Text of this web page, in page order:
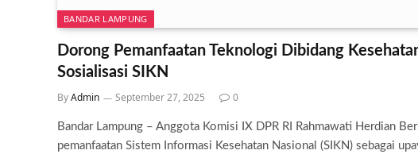
BANDAR LAMPUNG
Dorong Pemanfaatan Teknologi Dibidang
Sosialisasi SIKN
ByAdmin September 27, 2025 0
Bandar Lampung – Anggota Komisi IX DPR RI Rahmawati Herdian
pemanfaatan Sistem Informasi Kesehatan Nasional (SIKN) sebagai